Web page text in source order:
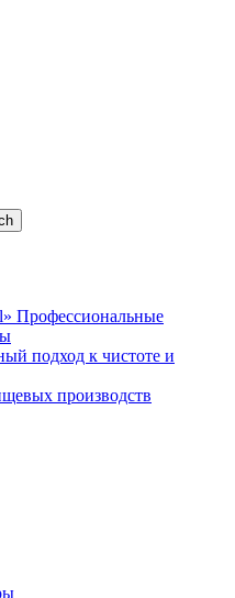
Профессиональные
подход к чистоте и
производств